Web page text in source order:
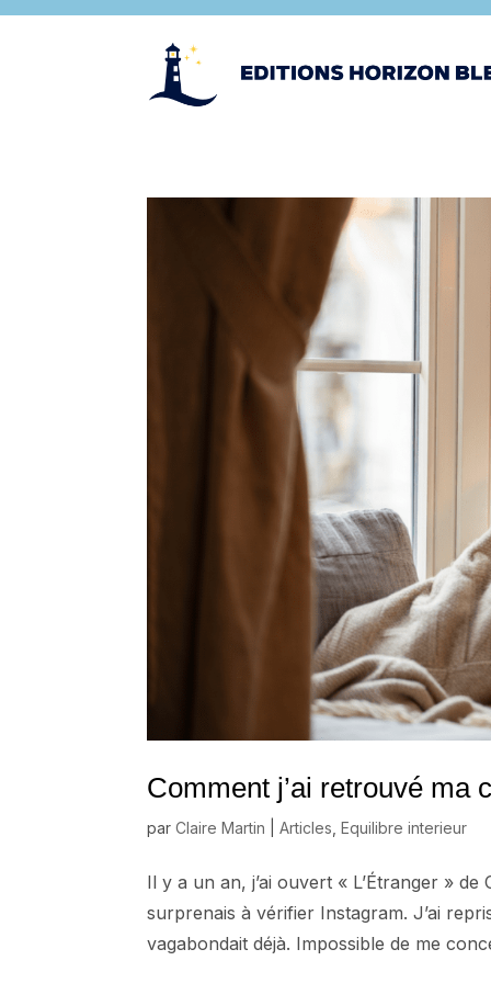
Comment j’ai retrouvé ma
parClaire Martin |Articles ,Equilibre interieur
Il y a un an, j’ai ouvert « L’Étranger »
surprenais à vérifier Instagram. J’ai
vagabondait déjà. Impossible de me